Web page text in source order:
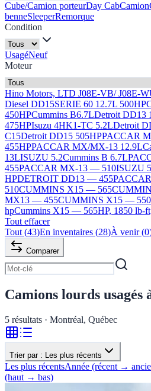
Cube/Camion porteurDay CabCamion
benneSleeperRemorque
Condition
UsagéNeuf
Moteur
Hino Motors, LTD J08E-VB/ J08E-
Diesel DD15SERIE 60 12.7L 500HP
450HPCummins B6.7LDetroit DD13
475HPIsuzu 4HK1-TC 5.2LDetroit
C15Detroit DD15 505HPPACCAR
455HPPACCAR MX/MX-13 12.9L
13LISUZU 5.2Cummins B 6.7L
455PACCAR MX-13 — 510ISUZU
HPDETROIT DD13 — 455
510CUMMINS X15 — 565
MX13 — 455CUMMINS X15 — 550
hpCummins X15 — 565HP, 1850 lb-
Tout effacer
Tout (43)En inventaires (28)À venir (0
Comparer
Camions lourds usagés
5 résultats · Montréal, Québec
Trier par : Les plus récents
Les plus récentsAnnée (récent →
(haut → bas)